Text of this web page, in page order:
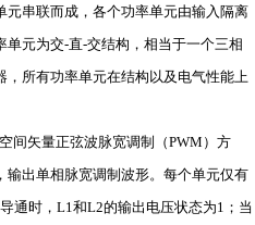
元串联而成，各个功率单元由输入隔离
元为交-直-交结构，相当于一个三相
所有功率单元在结构以及电气性能上
矢量正弦波脉宽调制（PWM）方
输出单相脉宽调制波形。每个单元仅有
通时，L1和L2的输出电压状态为1；当